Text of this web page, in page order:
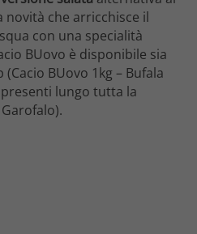
novità che arricchisce il
con una specialità
BUovo è disponibile sia
BUovo 1kg – Bufala
presenti lungo tutta la